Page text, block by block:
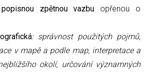
zpětnou vazbu opřenou o
: správnost použitých pojmů,
v mapě a podle map, interpretace a
okolí, určování významných